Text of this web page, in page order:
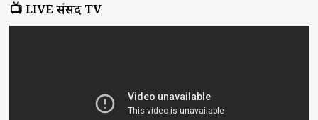
📺 LIVE संसद TV